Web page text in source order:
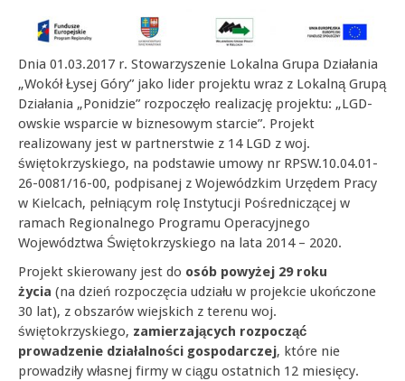
Dnia 01.03.2017 r. Stowarzyszenie Lokalna Grupa Działania
„Wokół Łysej Góry” jako lider projektu wraz z Lokalną Grupą
Działania „Ponidzie” rozpoczęło realizację projektu: „LGD-
owskie wsparcie w biznesowym starcie”. Projekt
realizowany jest w partnerstwie z 14 LGD z woj.
świętokrzyskiego, na podstawie umowy nr RPSW.10.04.01-
26-0081/16-00, podpisanej z Wojewódzkim Urzędem Pracy
w Kielcach, pełniącym rolę Instytucji Pośredniczącej w
ramach Regionalnego Programu Operacyjnego
Województwa Świętokrzyskiego na lata 2014 – 2020.
Projekt skierowany jest do osób powyżej 29 roku
życia (na dzień rozpoczęcia udziału w projekcie ukończone
30 lat), z obszarów wiejskich z terenu woj.
świętokrzyskiego, zamierzających rozpocząć
prowadzenie działalności gospodarczej, które nie
prowadziły własnej firmy w ciągu ostatnich 12 miesięcy.